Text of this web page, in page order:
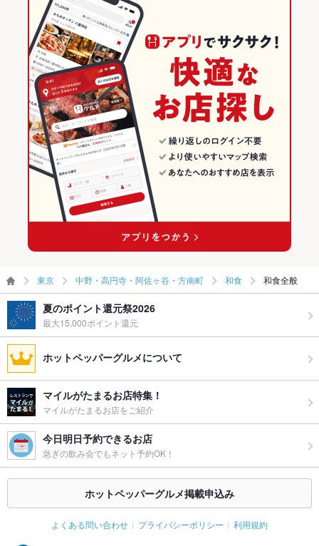
東京 中野・高円寺・阿佐ヶ谷・方南町 和食 和食全般
夏のポイント還元祭2026
最大15,000ポイント還元
ホットペッパーグルメについて
マイルがたまるお店特集！
マイルがたまるお店をご紹介
今日明日予約できるお店
急ぎの飲み会でもネット予約OK！
ホットペッパーグルメ掲載申込み
よくある問い合わせ プライバシーポリシー 利用規約